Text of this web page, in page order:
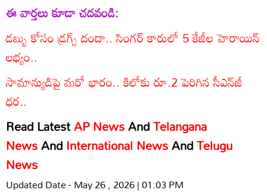
ఈ వార్తలు కూడా చదవండి:
డబ్బు కోసం డ్రగ్స్ దందా.. సింగర్ కారులో 5 కేజీల హెరాయిన్
లభ్యం..
సామాన్యుడిపై మరో భారం.. కిలోకు రూ.2 పెరిగిన సీఎన్‌జీ
ధర..
Read LatestAP NewsAndTelangana
NewsAnd International NewsAndTelugu
News
Updated Date - May 26 , 2026 | 01:03 PM